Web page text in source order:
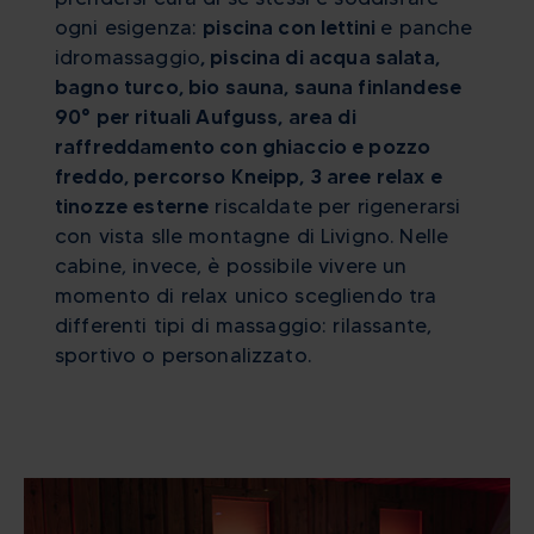
ogni esigenza: piscina con lettini e panche
idromassaggio, piscina di acqua salata,
bagno turco, bio sauna, sauna finlandese
90° per rituali Aufguss, area di
raffreddamento con ghiaccio e pozzo
freddo, percorso Kneipp, 3 aree relax e
tinozze esterne riscaldate per rigenerarsi
con vista slle montagne di Livigno. Nelle
cabine, invece, è possibile vivere un
momento di relax unico scegliendo tra
differenti tipi di massaggio: rilassante,
sportivo o personalizzato.